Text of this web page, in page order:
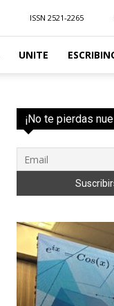
ISSN 2521-2265
UNITE
¡No te pierdas